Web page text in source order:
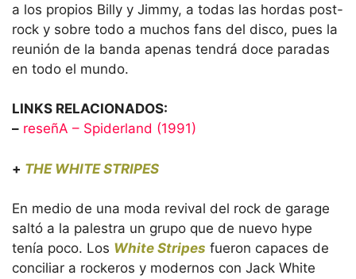
a los propios Billy y Jimmy, a todas las hordas post-
rock y sobre todo a muchos fans del disco, pues la
reunión de la banda apenas tendrá doce paradas
en todo el mundo.
LINKS RELACIONADOS:
– reseñA – Spiderland (1991)
+ THE WHITE STRIPES
En medio de una moda revival del rock de garage
saltó a la palestra un grupo que de nuevo hype
tenía poco. Los White Stripes fueron capaces de
conciliar a rockeros y modernos con Jack White